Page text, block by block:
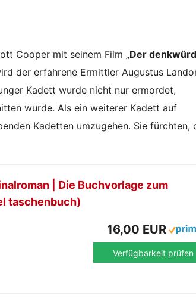
Cooper mit seinem Film „Der
der erfahrene Ermittler Augustus
Kadett wurde nicht nur ermordet,
wurde. Als ein weiterer Kadett auf
Kadetten umzugehen. Sie fürchten,
| Die Buchvorlage zum
taschenbuch)
16,00 EUR
Verfügbarkeit prüfen